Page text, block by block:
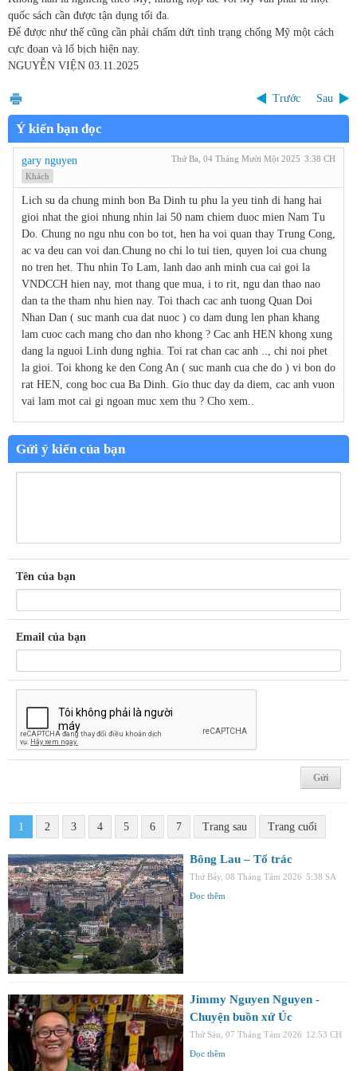
quốc sách cần được tận dụng tối đa.
Để được như thế cũng cần phải chấm dứt tình trạng chống Mỹ một cách
cực đoan và lố bịch hiện nay.
NGUYỄN VIỆN 03.11.2025
Trước Sau
Ý kiến bạn đọc
Thứ Ba, 04 Tháng Mười Một 2025 3:38 CH
gary nguyen
Khách
Lich su da chung minh bon Ba Dinh tu phu la yeu tinh di hang hai
gioi nhat the gioi nhung nhin lai 50 nam chiem duoc mien Nam Tu
Do. Chung no ngu nhu con bo tot, hen ha voi quan thay Trung Cong,
ac va deu can voi dan.Chung no chi lo tui tien, quyen loi cua chung
no tren het. Thu nhin To Lam, lanh dao anh minh cua cai goi la
VNDCCH hien nay, mot thang que mua, i to rit, ngu dan thao nao
dan ta the tham nhu hien nay. Toi thach cac anh tuong Quan Doi
Nhan Dan ( suc manh cua dat nuoc ) co dam dung len phan khang
lam cuoc cach mang cho dan nho khong ? Cac anh HEN khong xung
dang la nguoi Linh dung nghia. Toi rat chan cac anh .., chi noi phet
la gioi. Toi khong ke den Cong An ( suc manh cua che do ) vi bon do
rat HEN, cong boc cua Ba Dinh. Gio thuc day da diem, cac anh vuon
vai lam mot cai gi ngoan muc xem thu ? Cho xem..
Gửi ý kiến của bạn
Tên của bạn
Email của bạn
1 2 3 4 5 6 7 Trang sau Trang cuối
Bông Lau – Tổ trác
Thứ Bảy, 08 Tháng Tám 2026 5:38 SA
Đọc thêm
Jimmy Nguyen Nguyen -
Chuyện buồn xứ Úc
Thứ Sáu, 07 Tháng Tám 2026 12:53 CH
Đọc thêm